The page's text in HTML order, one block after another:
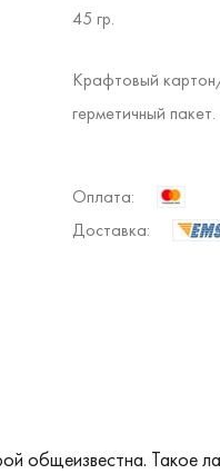
45 гр.
Крафтовый
герметичный пакет.
Оплата:
Доставка:
общеизвестна. Такое